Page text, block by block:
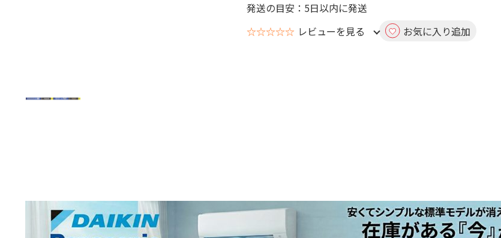
発送の目安：5日以内に発送
☆☆☆☆☆ レビューを見る お気に入り追加